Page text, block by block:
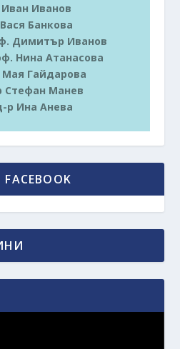
Иванов
Банкова
Димитър Иванов
Нина Атанасова
Гайдарова
Стефан Манев
р Ина Анева